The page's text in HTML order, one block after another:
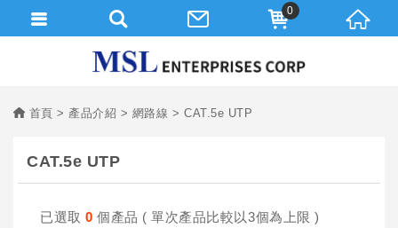
首頁 產品介紹 網路線 CAT.5e UTP
CAT.5e UTP
已選取 0個產品 ( 單次產品比較以3個為上限 )
0